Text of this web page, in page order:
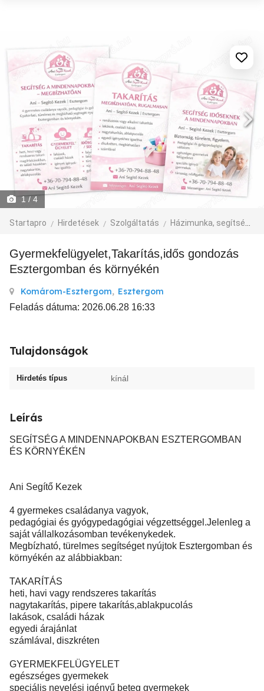
1/ 4
Startapro Hirdetések Szolgáltatás Házimunka, segítség
Gyermekfelügyelet,Takarítás,idős gondozás
Esztergomban és környékén
Komárom-Esztergom, Esztergom
Feladás dátuma: 2026.06.28 16:33
Tulajdonságok
Hirdetés típus kínál
Leírás
SEGÍTSÉG A MINDENNAPOKBAN ESZTERGOMBAN
ÉS KÖRNYÉKÉN
Ani Segítő Kezek
4 gyermekes családanya vagyok,
pedagógiai és gyógypedagógiai végzettséggel.Jelenleg a
saját vállalkozásomban tevékenykedek.
Megbízható, türelmes segítséget nyújtok Esztergomban és
környékén az alábbiakban:
TAKARÍTÁS
heti, havi vagy rendszeres takarítás
nagytakarítás, pipere takarítás,ablakpucolás
lakások, családi házak
egyedi árajánlat
számlával, diszkréten
GYERMEKFELÜGYELET
egészséges gyermekek
speciális nevelési igényű beteg gyermekek